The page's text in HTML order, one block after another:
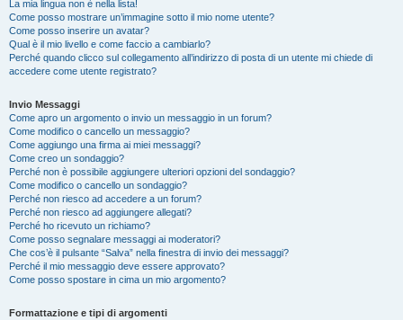
La mia lingua non è nella lista!
Come posso mostrare un’immagine sotto il mio nome utente?
Come posso inserire un avatar?
Qual è il mio livello e come faccio a cambiarlo?
Perché quando clicco sul collegamento all’indirizzo di posta di un utente mi chiede di
accedere come utente registrato?
Invio Messaggi
Come apro un argomento o invio un messaggio in un forum?
Come modifico o cancello un messaggio?
Come aggiungo una firma ai miei messaggi?
Come creo un sondaggio?
Perché non è possibile aggiungere ulteriori opzioni del sondaggio?
Come modifico o cancello un sondaggio?
Perché non riesco ad accedere a un forum?
Perché non riesco ad aggiungere allegati?
Perché ho ricevuto un richiamo?
Come posso segnalare messaggi ai moderatori?
Che cos’è il pulsante “Salva” nella finestra di invio dei messaggi?
Perché il mio messaggio deve essere approvato?
Come posso spostare in cima un mio argomento?
Formattazione e tipi di argomenti